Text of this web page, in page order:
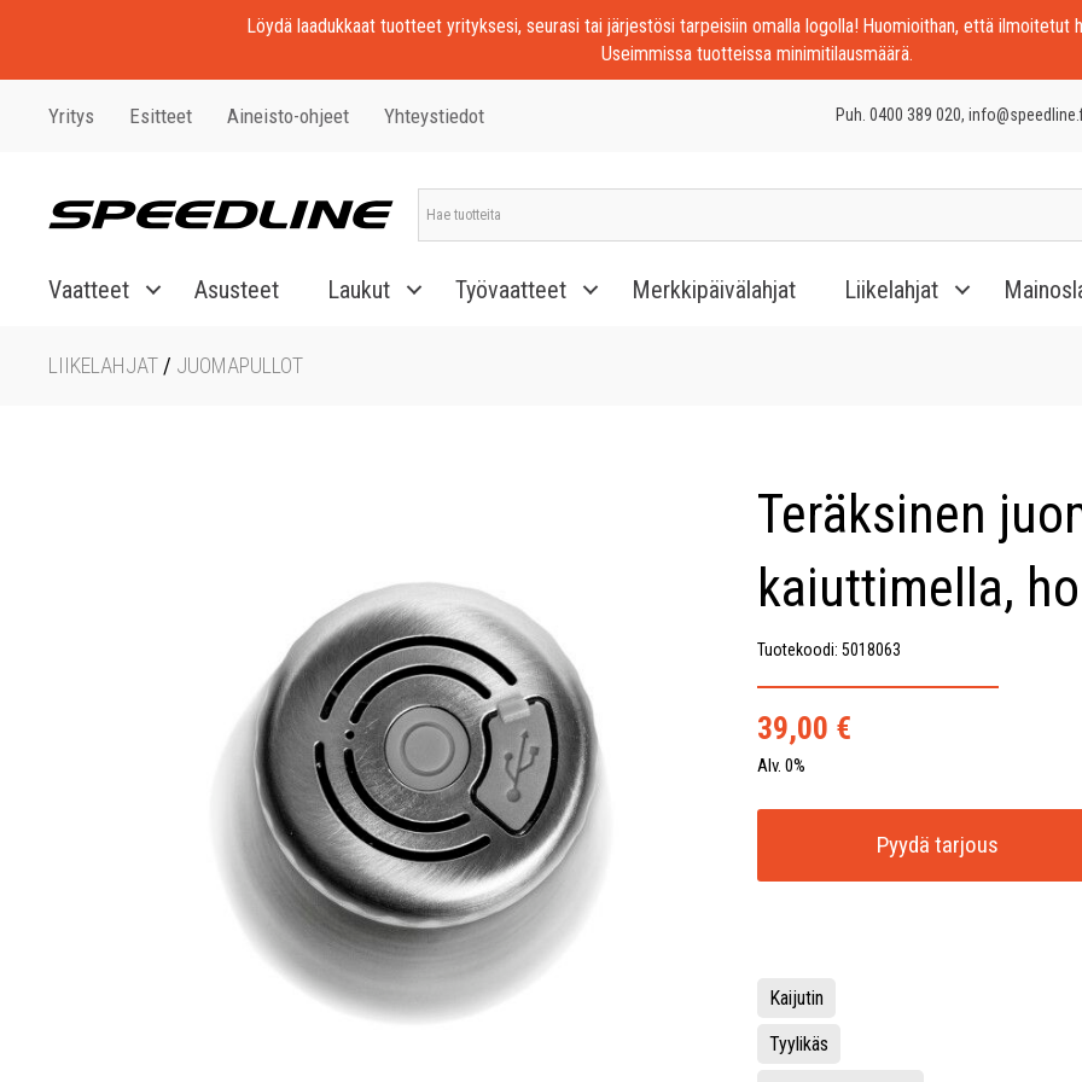
Löydä laadukkaat tuotteet yrityksesi, seurasi tai järjestösi tarpeisiin omalla logolla! Huomioithan, että ilmoitetut
Useimmissa tuotteissa minimitilausmäärä.
Yritys Esitteet Aineisto-ohjeet Yhteystiedot Puh. 0400 389 020,
Vaatteet Asusteet Laukut Työvaatteet Merkkipäivälahjat Liikelahjat
LIIKELAHJAT / JUOMAPULLOT
Teräksinen
kaiuttimella,
Tuotekoodi: 5018063
39,00 €
Alv. 0%
Pyydä tarjous
Kaijutin
Tyylikäs